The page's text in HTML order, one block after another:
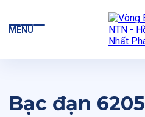
MENU
Bạc đạn 6205